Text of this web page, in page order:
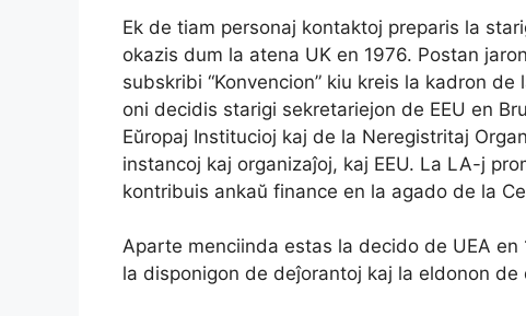
Ek de tiam personaj kontaktoj preparis la
okazis dum la atena UK en 1976. Postan
subskribi “Konvencion” kiu kreis la kadron
oni decidis starigi sekretariejon de EEU en
Eŭropaj Institucioj kaj de la Neregistritaj
instancoj kaj organizaĵoj, kaj EEU. La LA-j
kontribuis ankaŭ finance en la agado de la
Aparte menciinda estas la decido de UEA
la disponigon de deĵorantoj kaj la eldonon